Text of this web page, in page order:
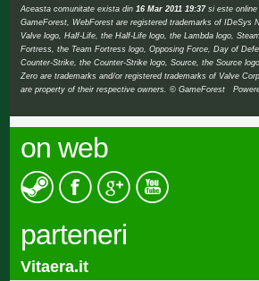
Aceasta comunitate exista din16 Mar 2011 19:37si este
GameForest, WebForest are registered trademarks of IDeSys
Valve logo, Half-Life, the Half-Life logo, the Lambda logo,
Fortress, the Team Fortress logo, Opposing Force, Day of
Counter-Strike, the Counter-Strike logo, Source, the Source
Zero are trademarks and/or registered trademarks of Valve
are property of their respective owners. © GameForest
on web
parteneri
Vitaera.it